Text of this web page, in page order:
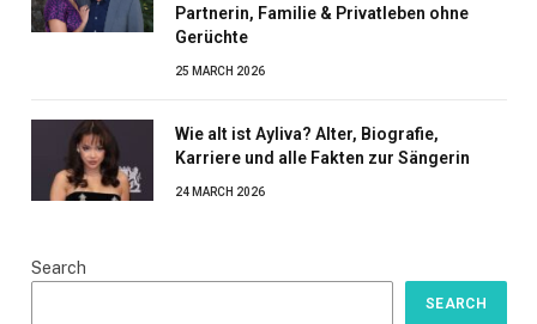
Partnerin, Familie & Privatleben ohne
Gerüchte
25 MARCH 2026
Wie alt ist Ayliva? Alter, Biografie,
Karriere und alle Fakten zur Sängerin
24 MARCH 2026
Search
SEARCH